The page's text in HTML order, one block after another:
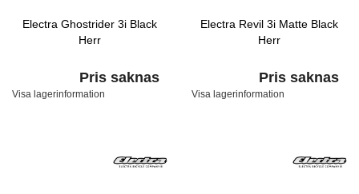
Electra Ghostrider 3i Black
Herr
Pris saknas
Visa lagerinformation
Electra Revil 3i Matte Black
Herr
Pris saknas
Visa lagerinformation